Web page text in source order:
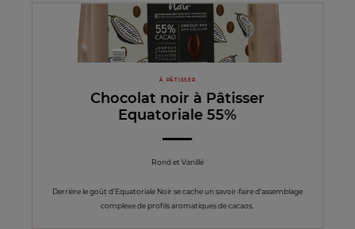
À PÂTISSER
Chocolat noir à Pâtisser
Equatoriale 55%
Rond et Vanillé
Derrière le goût d’Equatoriale Noir se cache un savoir-faire d’assemblage
complexe de profils aromatiques de cacaos.